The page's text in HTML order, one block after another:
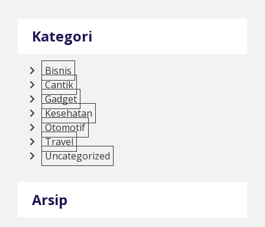
Kategori
Bisnis
Cantik
Gadget
Kesehatan
Otomotif
Travel
Uncategorized
Arsip